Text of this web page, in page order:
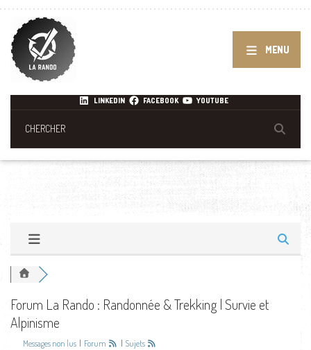
MENU
LINKEDIN FACEBOOK YOUTUBE
Forum La Rando : Randonnée & Trekking | Survie et
Alpinisme
Messages non lus Forum Sujets